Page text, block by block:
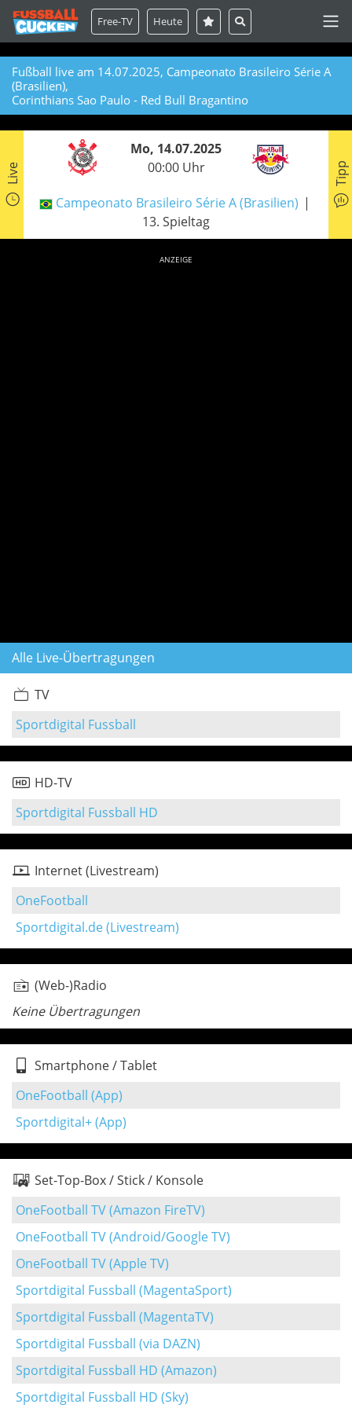
Free-TV Heute
Fußball live am 14.07.2025, Campeonato Brasileiro Série A
(Brasilien),
Corinthians Sao Paulo - Red Bull Bragantino
Live
Mo, 14.07.2025
00:00 Uhr
Campeonato Brasileiro Série A (Brasilien)
13. Spieltag
Tipp
ANZEIGE
Alle Live-Übertragungen
TV
Sportdigital Fussball
HD-TV
Sportdigital Fussball HD
Internet (Livestream)
OneFootball
Sportdigital.de (Livestream)
(Web-)Radio
Keine Übertragungen
Smartphone / Tablet
OneFootball (App)
Sportdigital+ (App)
Set-Top-Box / Stick / Konsole
OneFootball TV (Amazon FireTV)
OneFootball TV (Android/Google TV)
OneFootball TV (Apple TV)
Sportdigital Fussball (MagentaSport)
Sportdigital Fussball (MagentaTV)
Sportdigital Fussball (via DAZN)
Sportdigital Fussball HD (Amazon)
Sportdigital Fussball HD (Sky)